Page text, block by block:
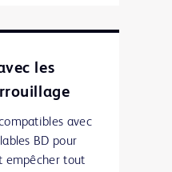
les
avec
BD pour
empêcher tout